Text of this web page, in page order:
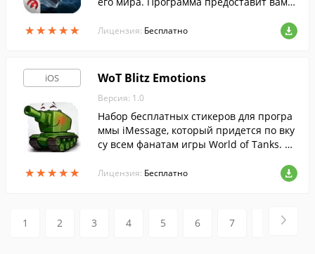
★★★★★
★★★★★
ых боях в формате 7 на 7.
Лицензия: Бесплатно
iOS
★★★★★
★★★★★
WoT Blitz Emotions
Версия: 1.0
Набор бесплатных стикеров для програ
ммы iMessage, который придется по вку
су всем фанатам игры World of Tanks. В
бщении ещё более приятным и удобны
Лицензия: Бесплатно
1 2 3 4 5 6 7